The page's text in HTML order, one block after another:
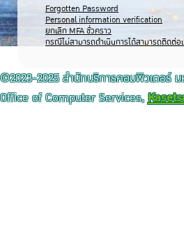
Forgotten Password
Personal information verification
ยกเลิก MFA ชั่วคราว
กรณีไม่สามารถดำเนินการได้สามารถติดต่
©2023-2025 สำนักบริการคอมพิวเตอร์
Office of Computer Services,